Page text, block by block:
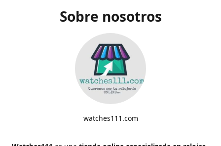
Sobre nosotros
watches111.com